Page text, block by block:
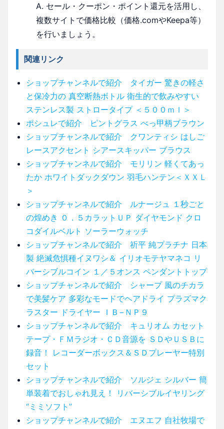
A. セール・クーポン・ポイント還元を活用し、
複数サイトで価格比較（価格.comやKeepa等）
を行いましょう。
関連リンク
ショップチャンネルで紹介 タイガー 驚きの軽さ
と保冷力の 真空断熱ボトル 衛生的で飲みやすい
ステンレス製 ストロータイプ ＜５００ｍｌ＞
ポシュレで紹介 ピントグラス べっ甲柄ブラウン
ショップチャンネルで紹介 クワンティシ はしご
レースアクセント シアースキッパー ブラウス
ショップチャンネルで紹介 モリリン 軽くてあっ
たか ホワイトダックダウン 羽毛ハンテン＜ＸＸＬ
＞
ショップチャンネルで紹介 ルナージュ １秒ごと
の煌めき ０．５カラットＵＰ ダイヤモンド クロ
コダイルベルト ソーラーウォッチ
ショップチャンネルで紹介 祈平 純プラチナ 日本
製 絶滅危惧種イヌワシ＆ イリオモテヤマネコ リ
バーシブルコイン １／５オンス ペンダントトップ
ショップチャンネルで紹介 シャープ 風のチカラ
で美髪ケア 多彩なモードでヘアドライ プラズマク
ラスター ドライヤー ＩＢ−ＮＰ９
ショップチャンネルで紹介 キュリオム カセット
テープ・ＦＭラジオ・ＣＤ音源を ＳＤやＵＳＢに
録音！ レコーダーボックス＆ＳＤプレーヤー特別
セット
ショップチャンネルで紹介 ソルジェ シルバー 簡
単装着でおしゃれ見え！ リバーシブルイヤリング
“ミミソフト”
ショップチャンネルで紹介 エヌエフ 自社牧場で